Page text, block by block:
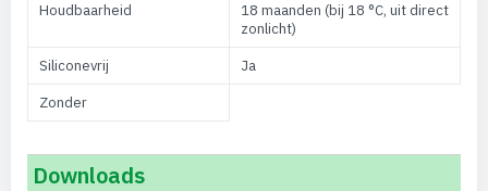
Houdbaarheid
18 maanden (bij 18 °C, uit direct
zonlicht)
Siliconevrij
Ja
Zonder
Downloads